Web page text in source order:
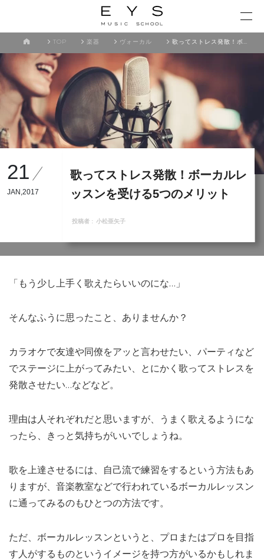
TOP 楽器 ヴォーカル 歌ってストレス発散！ボーカルレッスンを受ける5つのメリット
21
JAN,2017
歌ってストレス発散！ボーカルレ
ッスンを受ける5つのメリット
投稿者 : 小松亜矢子
「もう少し上手く歌えたらいいのにな…」
そんなふうに思ったこと、ありませんか？
カラオケで友達や同僚をアッと言わせたい、パーティなど
でステージに上がってみたい、とにかく歌ってストレスを
発散させたい…などなど。
理由は人それぞれだと思いますが、うまく歌えるようにな
ったら、きっと気持ちがいいでしょうね。
歌を上達させるには、自己流で練習をするという方法もあ
りますが、音楽教室などで行われているボーカルレッスン
に通ってみるのもひとつの方法です。
ただ、ボーカルレッスンというと、プロまたはプロを目指
す人がするものというイメージを持つ方がいるかもしれま